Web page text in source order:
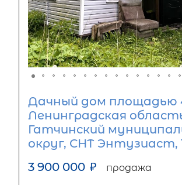
Дачный дом площадью
Ленинградская
Гатчинский
округ, СНТ Энтузиаст,
3 900 000 ₽ продажа